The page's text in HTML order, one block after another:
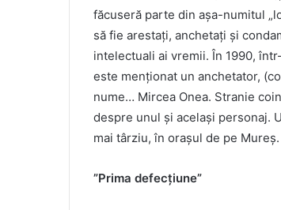
făcuseră parte din așa-numitul
să fie arestați, anchetați și
intelectuali ai vremii. În 1990,
este menționat un anchetator,
nume… Mircea Onea. Stranie
despre unul și același personaj.
mai târziu, în orașul de pe Mureș.
”Prima defecțiune”